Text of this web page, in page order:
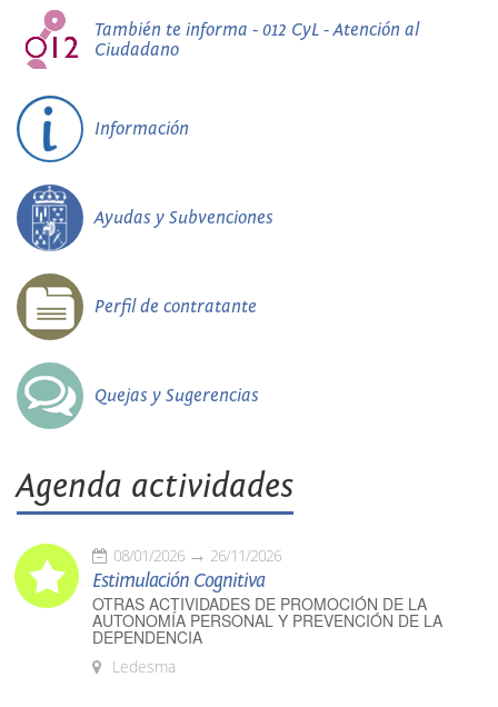
También te informa - 012 CyL - Atención al
Ciudadano
Información
Ayudas y Subvenciones
Perfil de contratante
Quejas y Sugerencias
Agenda actividades
08/01/2026 26/11/2026
Estimulación Cognitiva
OTRAS ACTIVIDADES DE PROMOCIÓN DE LA
AUTONOMÍA PERSONAL Y PREVENCIÓN DE LA
DEPENDENCIA
Ledesma